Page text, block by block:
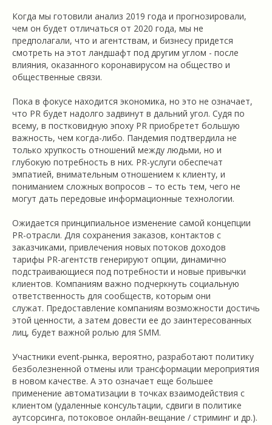
Когда мы готовили анализ 2019 года и прогнозировали,
чем он будет отличаться от 2020 года, мы не
предполагали, что и агентствам, и бизнесу придется
смотреть на этот ландшафт под другим углом - после
влияния, оказанного коронавирусом на общество и
общественные связи.
Пока в фокусе находится экономика, но это не означает,
что PR будет надолго задвинут в дальний угол. Судя по
всему, в постковидную эпоху PR приобретет большую
важность, чем когда-либо. Пандемия подтвердила не
только хрупкость отношений между людьми, но и
глубокую потребность в них. PR-услуги обеспечат
эмпатией, внимательным отношением к клиенту, и
пониманием сложных вопросов – то есть тем, чего не
могут дать передовые информационные технологии.
Ожидается принципиальное изменение самой концепции
PR-отрасли. Для сохранения заказов, контактов с
заказчиками, привлечения новых потоков доходов
тарифы PR-агентств генерируют опции, динамично
подстраивающиеся под потребности и новые привычки
клиентов. Компаниям важно подчеркнуть социальную
ответственность для сообществ, которым они
служат. Предоставление компаниям возможности достичь
этой ценности, а затем довести ее до заинтересованных
лиц, будет важной ролью для SMM.
Участники event-рынка, вероятно, разработают политику
безболезненной отмены или трансформации мероприятия
в новом качестве. А это означает еще большее
применение автоматизации в точках взаимодействия с
клиентом (удаленные консультации, сдвиги в политике
аутсорсинга, потоковое онлайн-вещание / стриминг и др.).